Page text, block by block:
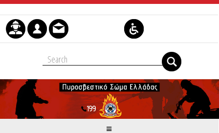
Skip to Content